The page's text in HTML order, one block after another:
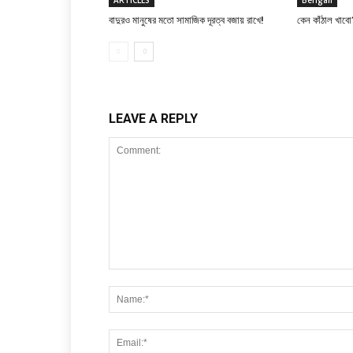
বাদুরও মানুষের মতো সামাজিক দূরত্ব বজায় রাখে! কেন কাঁঠাল
LEAVE A REPLY